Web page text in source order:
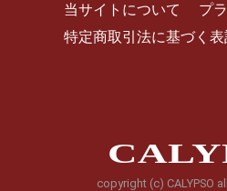
当サイトについて
プ
特定商取引法に基づく
copyright (c) CALYPSO